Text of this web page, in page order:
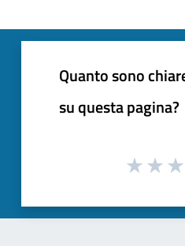
Quanto sono
su questa pagina?